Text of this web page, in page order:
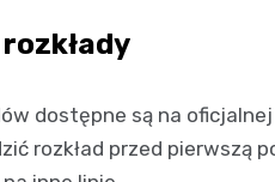
dostępne są na
rozkład przed pierwszą